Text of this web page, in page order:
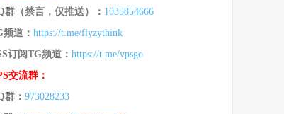
群（禁言，仅推送）： 1035854666
频道： https://t.me/flyzythink
订阅TG频道： https://t.me/vpsgo
交流群：
群： 973028233